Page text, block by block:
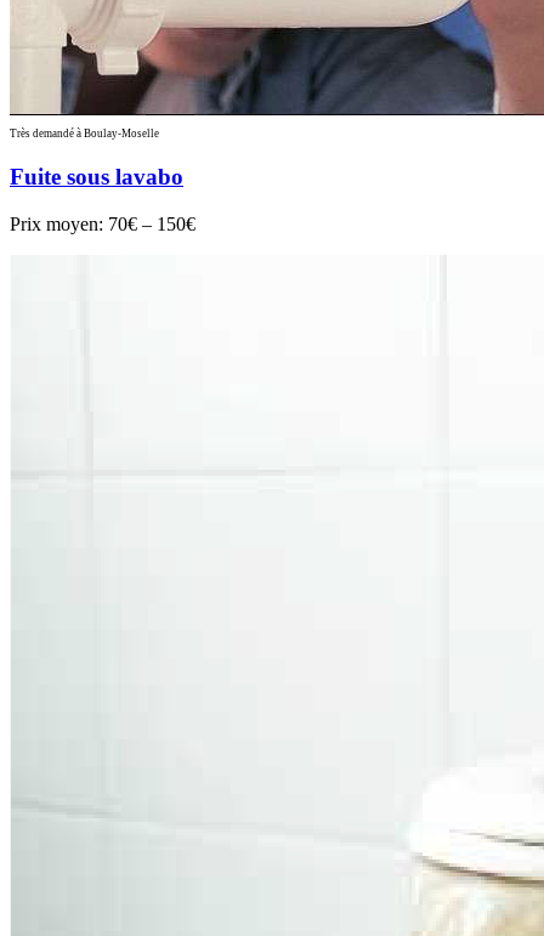
Très demandé à Boulay-Moselle
Fuite sous lavabo
Prix moyen: 70€ – 150€